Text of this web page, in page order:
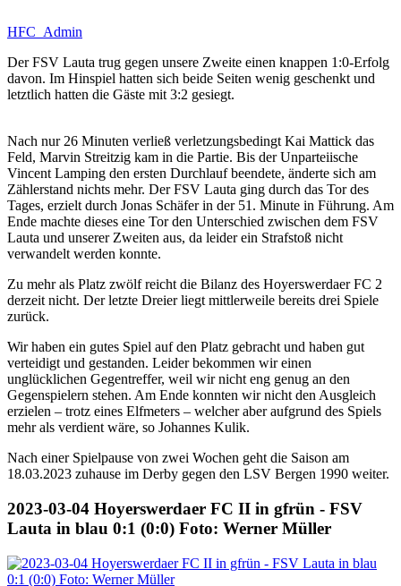
HFC_Admin
Der FSV Lauta trug gegen unsere Zweite einen knappen 1:0-Erfolg
davon. Im Hinspiel hatten sich beide Seiten wenig geschenkt und
letztlich hatten die Gäste mit 3:2 gesiegt.
Nach nur 26 Minuten verließ verletzungsbedingt Kai Mattick das
Feld, Marvin Streitzig kam in die Partie. Bis der Unparteiische
Vincent Lamping den ersten Durchlauf beendete, änderte sich am
Zählerstand nichts mehr. Der FSV Lauta ging durch das Tor des
Tages, erzielt durch Jonas Schäfer in der 51. Minute in Führung. Am
Ende machte dieses eine Tor den Unterschied zwischen dem FSV
Lauta und unserer Zweiten aus, da leider ein Strafstoß nicht
verwandelt werden konnte.
Zu mehr als Platz zwölf reicht die Bilanz des Hoyerswerdaer FC 2
derzeit nicht. Der letzte Dreier liegt mittlerweile bereits drei Spiele
zurück.
Wir haben ein gutes Spiel auf den Platz gebracht und haben gut
verteidigt und gestanden. Leider bekommen wir einen
unglücklichen Gegentreffer, weil wir nicht eng genug an den
Gegenspielern stehen. Am Ende konnten wir nicht den Ausgleich
erzielen – trotz eines Elfmeters – welcher aber aufgrund des Spiels
mehr als verdient wäre, so Johannes Kulik.
Nach einer Spielpause von zwei Wochen geht die Saison am
18.03.2023 zuhause im Derby gegen den LSV Bergen 1990 weiter.
2023-03-04 Hoyerswerdaer FC II in gfrün - FSV
Lauta in blau 0:1 (0:0) Foto: Werner Müller